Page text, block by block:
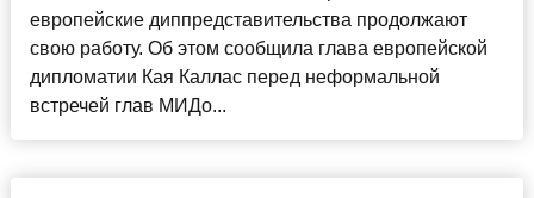
европейские диппредставительства продолжают
свою работу. Об этом сообщила глава европейской
дипломатии Кая Каллас перед неформальной
встречей глав МИДо...